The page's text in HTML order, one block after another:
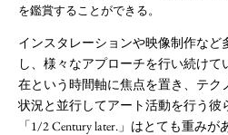
を鑑賞することができる。
インスタレーションや映像制作な
し、様々なアプローチを行い続けて
在という時間軸に焦点を置き、テ
状況と並行してアート活動を行う彼
「1/2 Century later.」はとても重みが